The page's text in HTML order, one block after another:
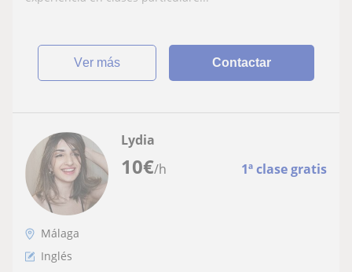
ver más Contactar
10€/h 1ª clase gratis
Lydia
Málaga
Inglés